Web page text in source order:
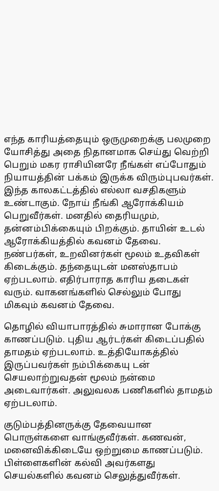
எந்த காரியத்தையும் ஒருமுறைக்கு பலமுறை
யோசித்து அதை நிதானமாக செய்து வெற்றி
பெறும் மகர ராசியினரே நீங்கள் எப்போதும்
நியாயத்தின் பக்கம் இருக்க விரும்புபவர்கள்.
இந்த காலகட்டத்தில் எல்லா வசதிகளும்
உண்டாகும். நோய் நீங்கி ஆரோக்கியம்
பெறுவீர்கள். மனதில் தைரியமும்,
தன்னம்பிக்கையும் பிறக்கும். தாயின் உடல்
ஆரோக்கியத்தில் கவனம் தேவை.
நண்பர்கள், உறவினர்கள் மூலம் உதவிகள்
கிடைக்கும். தந்தையுடன் மனஸ்தாபம்
ஏற்படலாம். எதிர்பாராத காரிய தடைகள்
வரும். வாகனங்களில் செல்லும் போது
மிகவும் கவனம் தேவை.
தொழில் வியாபாரத்தில் சுமாரான போக்கு
காணப்படும். புதிய ஆர்டர்கள் கிடைப்பதில்
தாமதம் ஏற்படலாம். உத்தியோகத்தில்
இருப்பவர்கள் நம்பிக்கையு டன்
செயலாற்றுவதன் மூலம் நன்மை
அடைவார்கள். அலுவலக பணிகளில் தாமதம்
ஏற்படலாம்.
குடும்பத்தினருக்கு தேவையான
பொருள்களை வாங்குவீர்கள். கணவன்,
மனைவிக்கிடையே ஒற்றுமை காணப்படும்.
பிள்ளைகளின் கல்வி அவர்களது
செயல்களில் கவனம் செலுத்துவீர்கள்.